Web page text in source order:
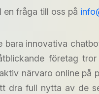
en fråga till oss på
bara innovativa
företag
närvaro online på
dra full nytta av de